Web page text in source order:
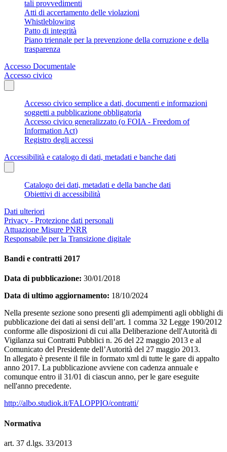
tali provvedimenti
Atti di accertamento delle violazioni
Whistleblowing
Patto di integrità
Piano triennale per la prevenzione della corruzione e della
trasparenza
Accesso Documentale
Accesso civico
Accesso civico semplice a dati, documenti e informazioni
soggetti a pubblicazione obbligatoria
Accesso civico generalizzato (o FOIA - Freedom of
Information Act)
Registro degli accessi
Accessibilità e catalogo di dati, metadati e banche dati
Catalogo dei dati, metadati e della banche dati
Obiettivi di accessibilità
Dati ulteriori
Privacy - Protezione dati personali
Attuazione Misure PNRR
Responsabile per la Transizione digitale
Bandi e contratti 2017
Data di pubblicazione: 30/01/2018
Data di ultimo aggiornamento: 18/10/2024
Nella presente sezione sono presenti gli adempimenti agli obblighi di
pubblicazione dei dati ai sensi dell’art. 1 comma 32 Legge 190/2012
conforme alle disposizioni di cui alla Deliberazione dell'Autorità di
Vigilanza sui Contratti Pubblici n. 26 del 22 maggio 2013 e al
Comunicato del Presidente dell’Autorità del 27 maggio 2013.
In allegato è presente il file in formato xml di tutte le gare di appalto
anno 2017. La pubblicazione avviene con cadenza annuale e
comunque entro il 31/01 di ciascun anno, per le gare eseguite
nell'anno precedente.
http://albo.studiok.it/FALOPPIO/contratti/
Normativa
art. 37 d.lgs. 33/2013